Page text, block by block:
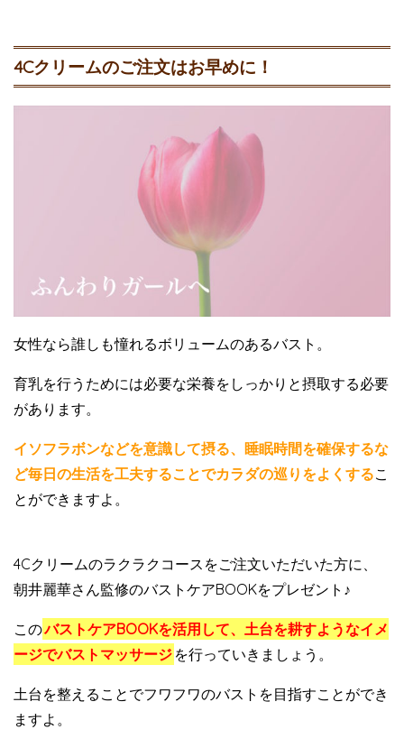
4Cクリームのご注文はお早めに！
女性なら誰しも憧れるボリュームのあるバスト。
育乳を行うためには必要な栄養をしっかりと摂取する必要
があります。
イソフラボンなどを意識して摂る、睡眠時間を確保するな
ど毎日の生活を工夫することでカラダの巡りをよくするこ
とができますよ。
4Cクリームのラクラクコースをご注文いただいた方に、
朝井麗華さん監修のバストケアBOOKをプレゼント♪
このバストケアBOOKを活用して、土台を耕すようなイメ
ージでバストマッサージ を行っていきましょう。
土台を整えることでフワフワのバストを目指すことができ
ますよ。